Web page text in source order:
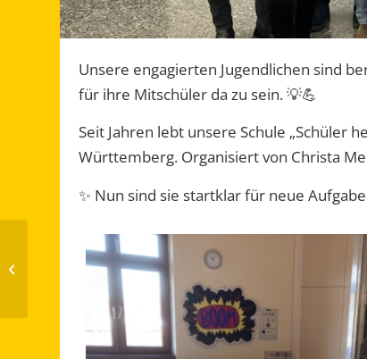
Unsere engagierten Jugendlichen sind
für ihre Mitschüler da zu sein. 💡💪
Seit Jahren lebt unsere Schule „Schüler
Württemberg. Organisiert von Christa
✨ Nun sind sie startklar für neue
Erfolgreicher
Waffelverkauf der R6a